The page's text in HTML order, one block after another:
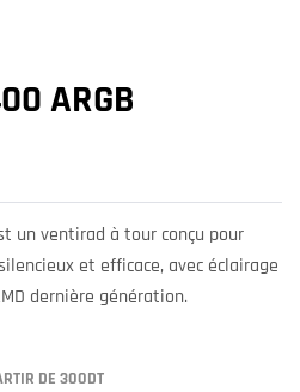
ARGB
un ventirad à tour conçu pour
et efficace, avec éclairage
dernière génération.
DE 300DT